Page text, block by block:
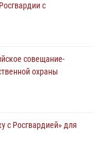
с
совещание-
охраны
с Росгвардией» для